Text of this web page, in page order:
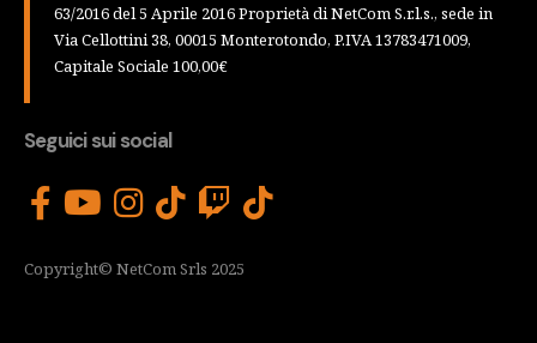
63/2016 del 5 Aprile 2016 Proprietà di NetCom S.r.l.s., sede in
Via Cellottini 38, 00015 Monterotondo, P.IVA 13783471009,
Capitale Sociale 100,00€
Seguici sui social
Copyright© NetCom Srls 2025